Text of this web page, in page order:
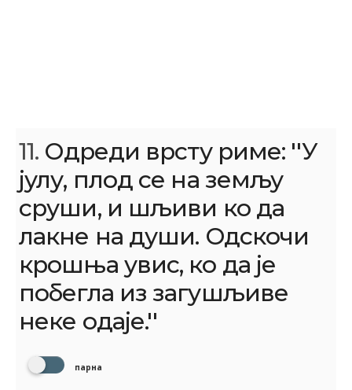
11. Одреди врсту риме: ''У
јулу, плод се на земљу
сруши, и шљиви ко да
лакне на души. Одскочи
крошња увис, ко да је
побегла из загушљиве
неке одаје.''
парна